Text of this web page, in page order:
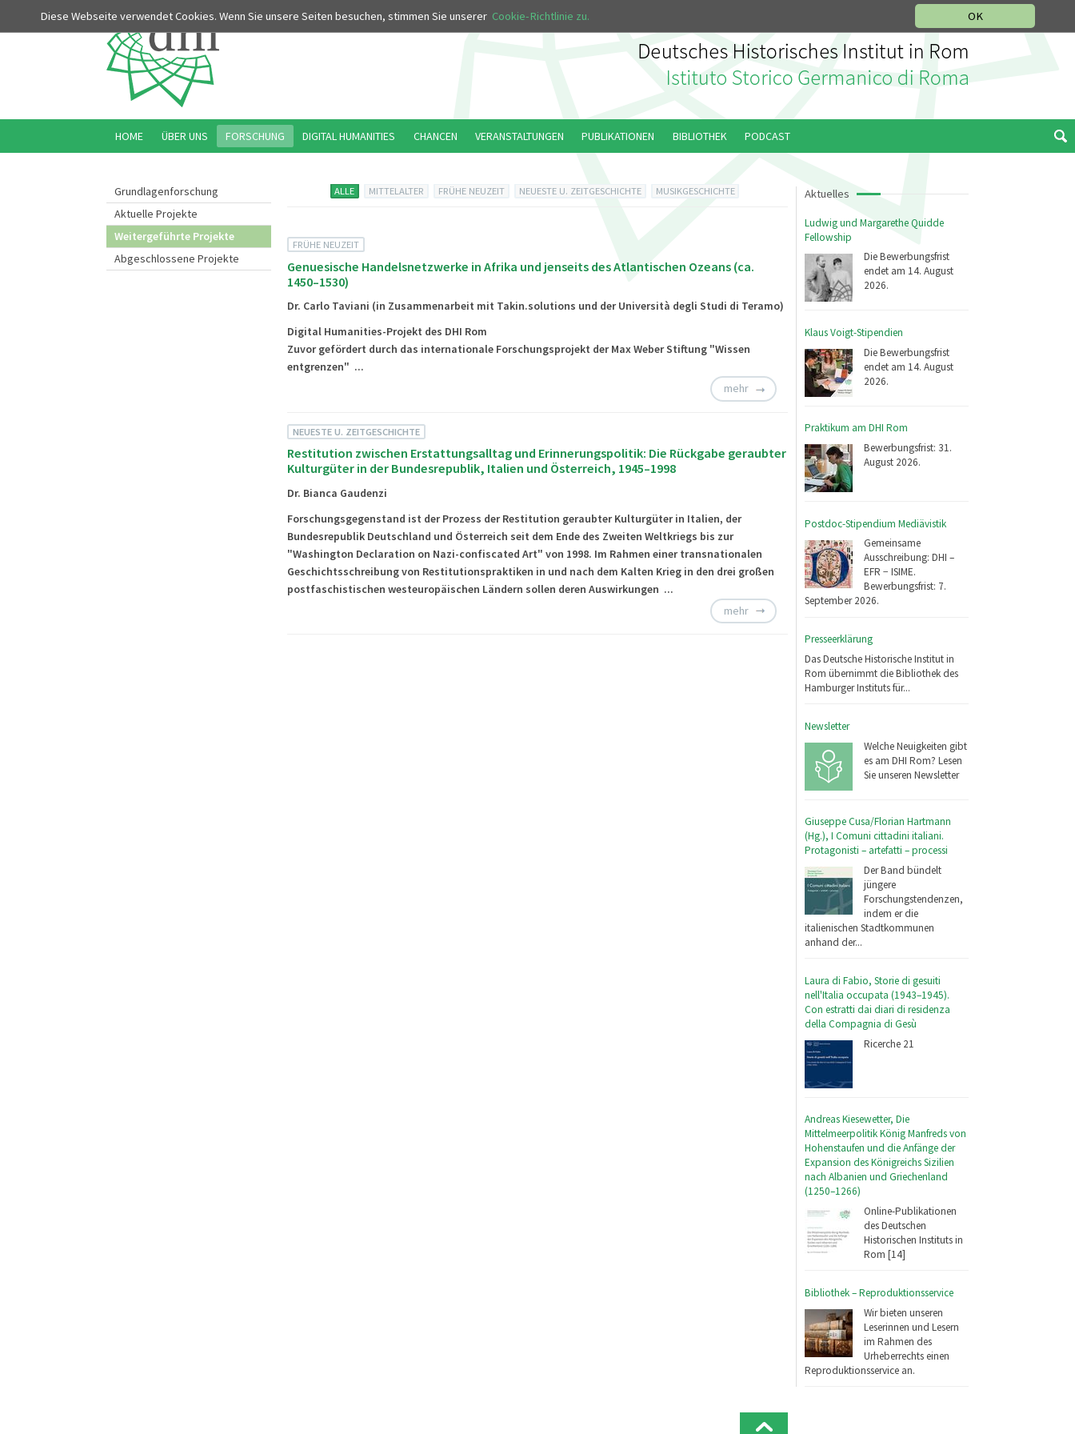
OK
Diese Webseite verwendet Cookies. Wenn Sie unsere Seiten besuchen, stimmen Sie unserer Cookie-Richtlinie zu.
Grundlagenforschung
Aktuelle Projekte
Weitergeführte Projekte
Abgeschlossene Projekte
Aktuelles
Ludwig und Margarethe Quidde
Fellowship
Die Bewerbungsfrist
endet am 14. August
2026.
Klaus Voigt-Stipendien
Die Bewerbungsfrist
endet am 14. August
2026.
Praktikum am DHI Rom
Bewerbungsfrist: 31.
August 2026.
Postdoc-Stipendium Mediävistik
Gemeinsame
Ausschreibung: DHI –
EFR − ISIME.
Bewerbungsfrist: 7.
September 2026.
Presseerklärung
Das Deutsche Historische Institut in
Rom übernimmt die Bibliothek des
Hamburger Instituts für...
Newsletter
Welche Neuigkeiten gibt
es am DHI Rom? Lesen
Sie unseren Newsletter
Giuseppe Cusa/Florian Hartmann
(Hg.), I Comuni cittadini italiani.
Protagonisti – artefatti – processi
Der Band bündelt
jüngere
Forschungstendenzen,
indem er die
italienischen Stadtkommunen
anhand der...
Laura di Fabio, Storie di gesuiti
nell'Italia occupata (1943–1945).
Con estratti dai diari di residenza
della Compagnia di Gesù
Ricerche 21
Andreas Kiesewetter, Die
Mittelmeerpolitik König Manfreds von
Hohenstaufen und die Anfänge der
Expansion des Königreichs Sizilien
nach Albanien und Griechenland
(1250–1266)
Online-Publikationen
des Deutschen
Historischen Instituts in
Rom [14]
Bibliothek – Reproduktionsservice
Wir bieten unseren
Leserinnen und Lesern
im Rahmen des
Urheberrechts einen
Reproduktionsservice an.
ALLE MITTELALTER FRÜHE NEUZEIT NEUESTE U. ZEITGESCHICHTE MUSIKGESCHICHTE
FRÜHE NEUZEIT
Genuesische Handelsnetzwerke in Afrika und jenseits des Atlantischen Ozeans (ca.
1450–1530)
Dr. Carlo Taviani (in Zusammenarbeit mit Takin.solutions und der Università degli Studi di Teramo)
Digital Humanities-Projekt des DHI Rom
Zuvor gefördert durch das internationale Forschungsprojekt der Max Weber Stiftung "Wissen
entgrenzen" ...
mehr
NEUESTE U. ZEITGESCHICHTE
Restitution zwischen Erstattungsalltag und Erinnerungspolitik: Die Rückgabe geraubter
Kulturgüter in der Bundesrepublik, Italien und Österreich, 1945–1998
Dr. Bianca Gaudenzi
Forschungsgegenstand ist der Prozess der Restitution geraubter Kulturgüter in Italien, der
Bundesrepublik Deutschland und Österreich seit dem Ende des Zweiten Weltkriegs bis zur
"Washington Declaration on Nazi-confiscated Art" von 1998. Im Rahmen einer transnationalen
Geschichtsschreibung von Restitutionspraktiken in und nach dem Kalten Krieg in den drei großen
postfaschistischen westeuropäischen Ländern sollen deren Auswirkungen ...
mehr
HOME ÜBER UNS FORSCHUNG DIGITAL HUMANITIES CHANCEN VERANSTALTUNGEN PUBLIKATIONEN BIBLIOTHEK PODCAST